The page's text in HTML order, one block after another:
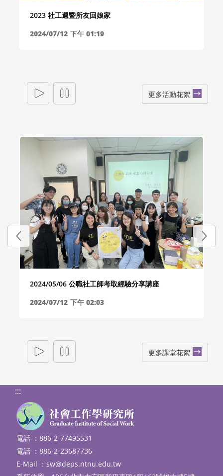
2023 社工週暨所友回娘家
2024/07/12 下午 01:19
更多活動花絮
2024/05/06 公職社工師考取經驗分享講座
2024/07/12 下午 02:03
更多課堂花絮
:::
電話 ：886-2-77495531
電話 ：886-2-23687736
E-Mail ： sw@deps.ntnu.edu.tw